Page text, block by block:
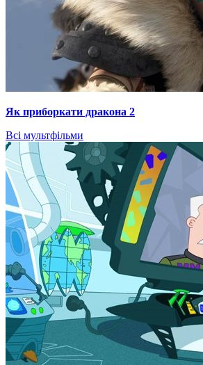
Як приборкати дракона 2
Всі мультфільми